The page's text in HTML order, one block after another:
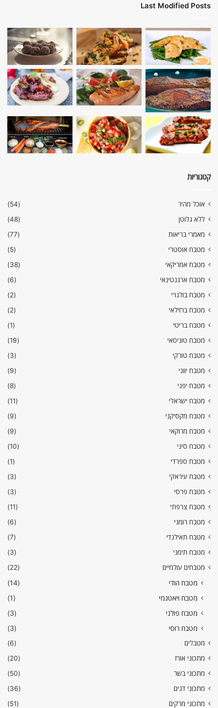
Last Modified Posts
קטגוריות
אוכל מהיר
(54)
ללא גלוטן
(48)
מאמרי בריאות
(77)
מטבח אוסטרי
(5)
מטבח אמריקאי
(38)
מטבח ארגנטינאי
(6)
מטבח בולגרי
(2)
מטבח ברזילאי
(2)
מטבח בריטי
(1)
מטבח טוניסאי
(19)
מטבח טורקי
(3)
מטבח יווני
(9)
מטבח יפני
(8)
מטבח ישראלי
(11)
מטבח מקסיקני
(9)
מטבח מרוקאי
(9)
מטבח סיני
(10)
מטבח ספרדי
(1)
מטבח עיראקי
(3)
מטבח פרסי
(3)
מטבח צרפתי
(11)
מטבח רומני
(6)
מטבח תאילנדי
(7)
מטבח תימני
(3)
מטבחים עולמיים
(22)
מטבח הודי
(14)
מטבח ויאטנמי
(1)
מטבח פולני
(3)
מטבח רוסי
(3)
מטבלים
(6)
מתכוני אורז
(20)
מתכוני בשר
(50)
מתכוני דגים
(36)
מתכוני מרקים
(51)